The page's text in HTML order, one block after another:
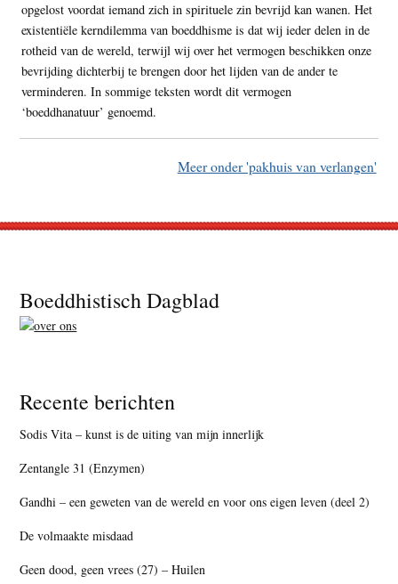
opgelost voordat iemand zich in spirituele zin bevrijd kan wanen. Het
existentiële kerndilemma van boeddhisme is dat wij ieder delen in de
rotheid van de wereld, terwijl wij over het vermogen beschikken onze
bevrijding dichterbij te brengen door het lijden van de ander te
verminderen. In sommige teksten wordt dit vermogen
‘boeddhanatuur’ genoemd.
Meer onder 'pakhuis van verlangen'
Footer
Boeddhistisch Dagblad
Recente berichten
Sodis Vita – kunst is de uiting van mijn innerlijk
Zentangle 31 (Enzymen)
Gandhi – een geweten van de wereld en voor ons eigen leven (deel 2)
De volmaakte misdaad
Geen dood, geen vrees (27) – Huilen